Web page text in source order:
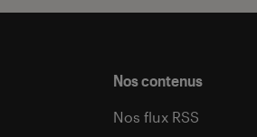
Nos contenus
Nos flux RSS